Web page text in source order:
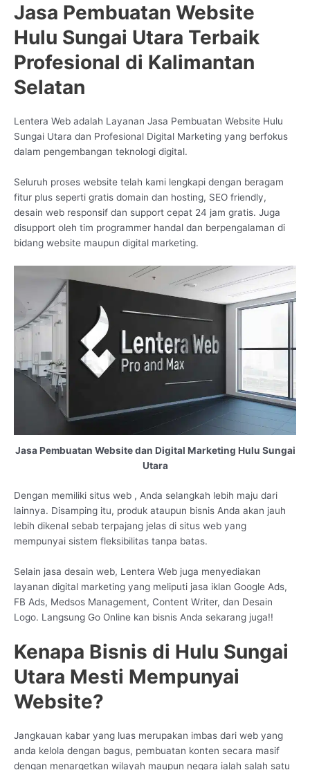
Jasa Pembuatan Website
Hulu Sungai Utara Terbaik
Profesional di Kalimantan
Selatan
Lentera Web adalah Layanan Jasa Pembuatan Website Hulu
Sungai Utara dan Profesional Digital Marketing yang berfokus
dalam pengembangan teknologi digital.
Seluruh proses website telah kami lengkapi dengan beragam
fitur plus seperti gratis domain dan hosting, SEO friendly,
desain web responsif dan support cepat 24 jam gratis. Juga
disupport oleh tim programmer handal dan berpengalaman di
bidang website maupun digital marketing.
Jasa Pembuatan Website dan Digital Marketing Hulu Sungai
Utara
Dengan memiliki situs web , Anda selangkah lebih maju dari
lainnya. Disamping itu, produk ataupun bisnis Anda akan jauh
lebih dikenal sebab terpajang jelas di situs web yang
mempunyai sistem fleksibilitas tanpa batas.
Selain jasa desain web, Lentera Web juga menyediakan
layanan digital marketing yang meliputi jasa iklan Google Ads,
FB Ads, Medsos Management, Content Writer, dan Desain
Logo. Langsung Go Online kan bisnis Anda sekarang juga!!
Kenapa Bisnis di Hulu Sungai
Utara Mesti Mempunyai
Website?
Jangkauan kabar yang luas merupakan imbas dari web yang
anda kelola dengan bagus, pembuatan konten secara masif
dengan menargetkan wilayah maupun negara ialah salah satu